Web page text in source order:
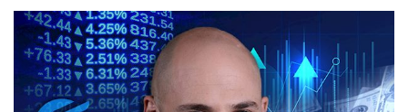
ומחקרים
דעות
רכילות